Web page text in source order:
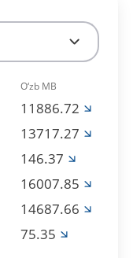
O‘zb MB
11886.72
13717.27
146.37
16007.85
14687.66
75.35